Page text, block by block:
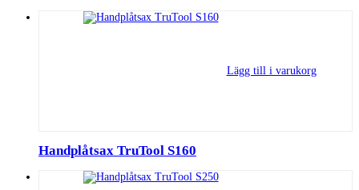
Lägg till i varukorg
Handplåtsax TruTool S160